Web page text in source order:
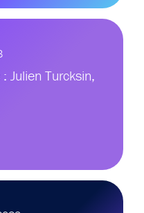
Julien Turcksin,